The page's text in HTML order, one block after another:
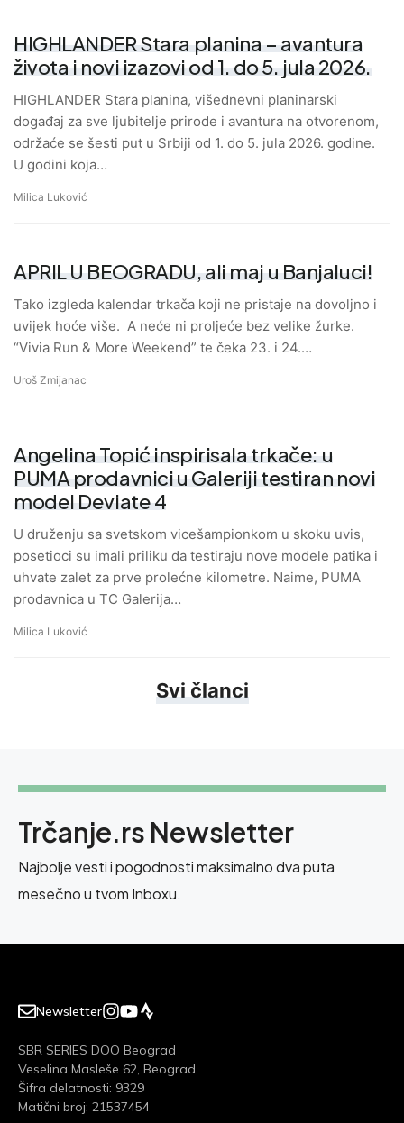
HIGHLANDER Stara planina – avantura
života i novi izazovi od 1. do 5. jula 2026.
HIGHLANDER Stara planina, višednevni planinarski
događaj za sve ljubitelje prirode i avantura na otvorenom,
održaće se šesti put u Srbiji od 1. do 5. jula 2026. godine.
U godini koja…
Milica Luković
APRIL U BEOGRADU, ali maj u Banjaluci!
Tako izgleda kalendar trkača koji ne pristaje na dovoljno i
uvijek hoće više. A neće ni proljeće bez velike žurke.
“Vivia Run & More Weekend” te čeka 23. i 24.…
Uroš Zmijanac
Angelina Topić inspirisala trkače: u
PUMA prodavnici u Galeriji testiran novi
model Deviate 4
U druženju sa svetskom vicešampionkom u skoku uvis,
posetioci su imali priliku da testiraju nove modele patika i
uhvate zalet za prve prolećne kilometre. Naime, PUMA
prodavnica u TC Galerija…
Milica Luković
Svi članci
Trčanje.rs Newsletter
Najbolje vesti i pogodnosti maksimalno dva puta
mesečno u tvom Inboxu.
Newsletter
SBR SERIES DOO Beograd
Veselina Masleše 62, Beograd
Šifra delatnosti: 9329
Matični broj: 21537454